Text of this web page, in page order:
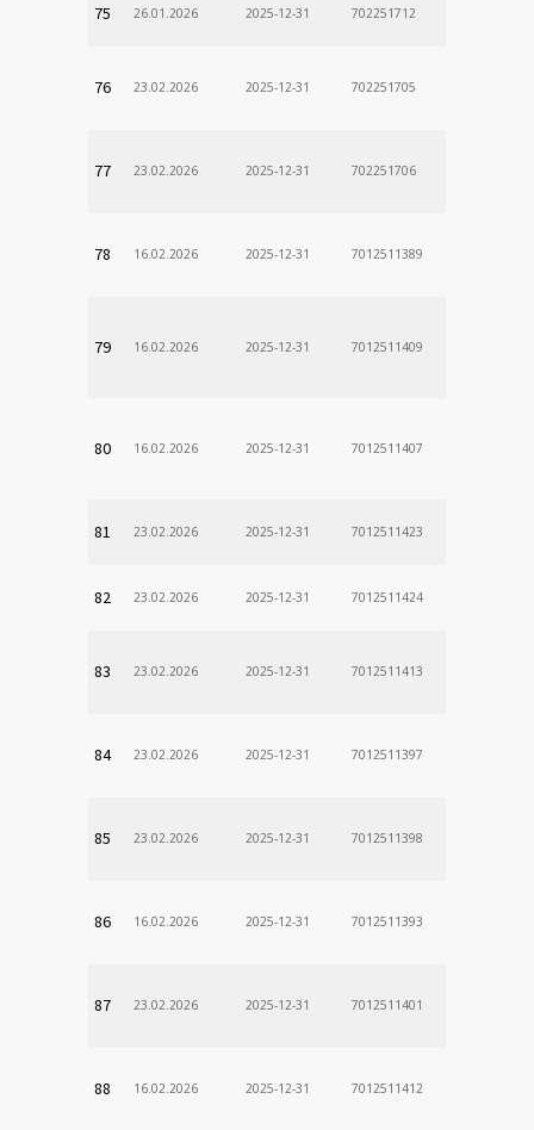
75 26.01.2026 2025-12-31 702251712
76 23.02.2026 2025-12-31 702251705
77 23.02.2026 2025-12-31 702251706
78 16.02.2026 2025-12-31 7012511389
79 16.02.2026 2025-12-31 7012511409
80 16.02.2026 2025-12-31 7012511407
81 23.02.2026 2025-12-31 7012511423
82 23.02.2026 2025-12-31 7012511424
83 23.02.2026 2025-12-31 7012511413
84 23.02.2026 2025-12-31 7012511397
85 23.02.2026 2025-12-31 7012511398
86 16.02.2026 2025-12-31 7012511393
87 23.02.2026 2025-12-31 7012511401
88 16.02.2026 2025-12-31 7012511412